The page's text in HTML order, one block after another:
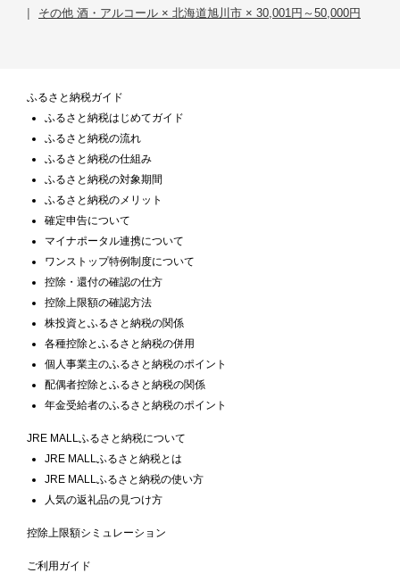
| その他 酒・アルコール × 北海道旭川市 × 30,001円～50,000円
ふるさと納税ガイド
ふるさと納税はじめてガイド
ふるさと納税の流れ
ふるさと納税の仕組み
ふるさと納税の対象期間
ふるさと納税のメリット
確定申告について
マイナポータル連携について
ワンストップ特例制度について
控除・還付の確認の仕方
控除上限額の確認方法
株投資とふるさと納税の関係
各種控除とふるさと納税の併用
個人事業主のふるさと納税のポイント
配偶者控除とふるさと納税の関係
年金受給者のふるさと納税のポイント
JRE MALLふるさと納税について
JRE MALLふるさと納税とは
JRE MALLふるさと納税の使い方
人気の返礼品の見つけ方
控除上限額シミュレーション
ご利用ガイド